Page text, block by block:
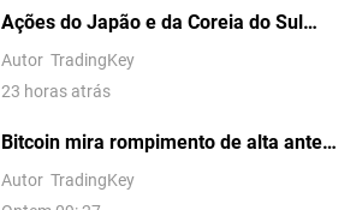
Ações do Japão e da Coreia do Sul
Fecham em Queda; Kospi Recua 0,6%,
SK Hynix Cai Quase 5%, SoftBank
Autor TradingKey
23 horas atrás
Bitcoin mira rompimento de alta antes
do Payroll de julho dos EUA?
Autor TradingKey